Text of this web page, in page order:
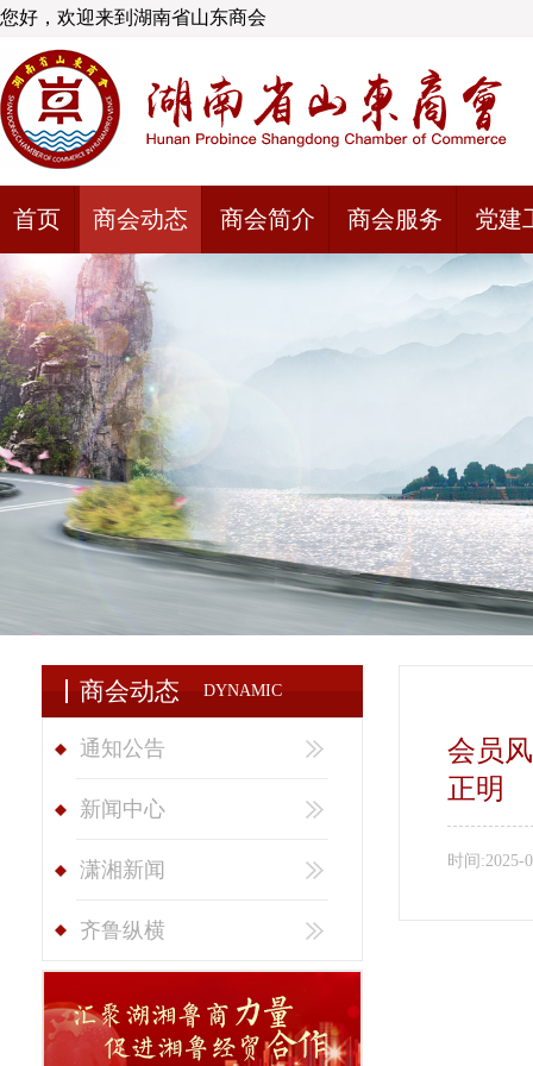
您好，欢迎来到湖南省山东商会
首页 商会动态 商会简介 商会服务 党建
商会动态 DYNAMIC
通知公告
新闻中心
潇湘新闻
齐鲁纵横
会员
正明
时间:2025-